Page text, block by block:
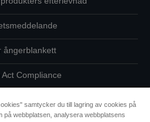
ångerblankett
Act Compliance
dina uppgifter
samtycker du till lagring av cookies på
på webbplatsen, analysera webbplatsens